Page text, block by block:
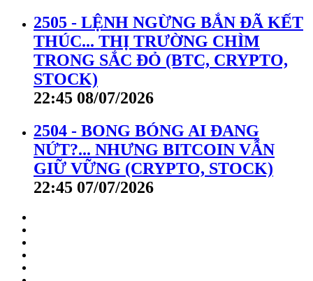
2505 - LỆNH NGỪNG BẮN ĐÃ KẾT
THÚC... THỊ TRƯỜNG CHÌM
TRONG SẮC ĐỎ (BTC, CRYPTO,
STOCK)
22:45 08/07/2026
2504 - BONG BÓNG AI ĐANG
NỨT?... NHƯNG BITCOIN VẪN
GIỮ VỮNG (CRYPTO, STOCK)
22:45 07/07/2026